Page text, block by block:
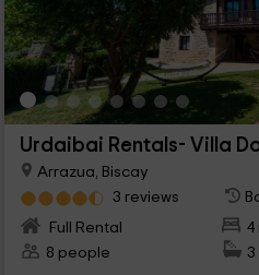
Urdaibai Rentals- Villa
Arrazua, Biscay
3 reviews
Full Rental
4
8 people
3